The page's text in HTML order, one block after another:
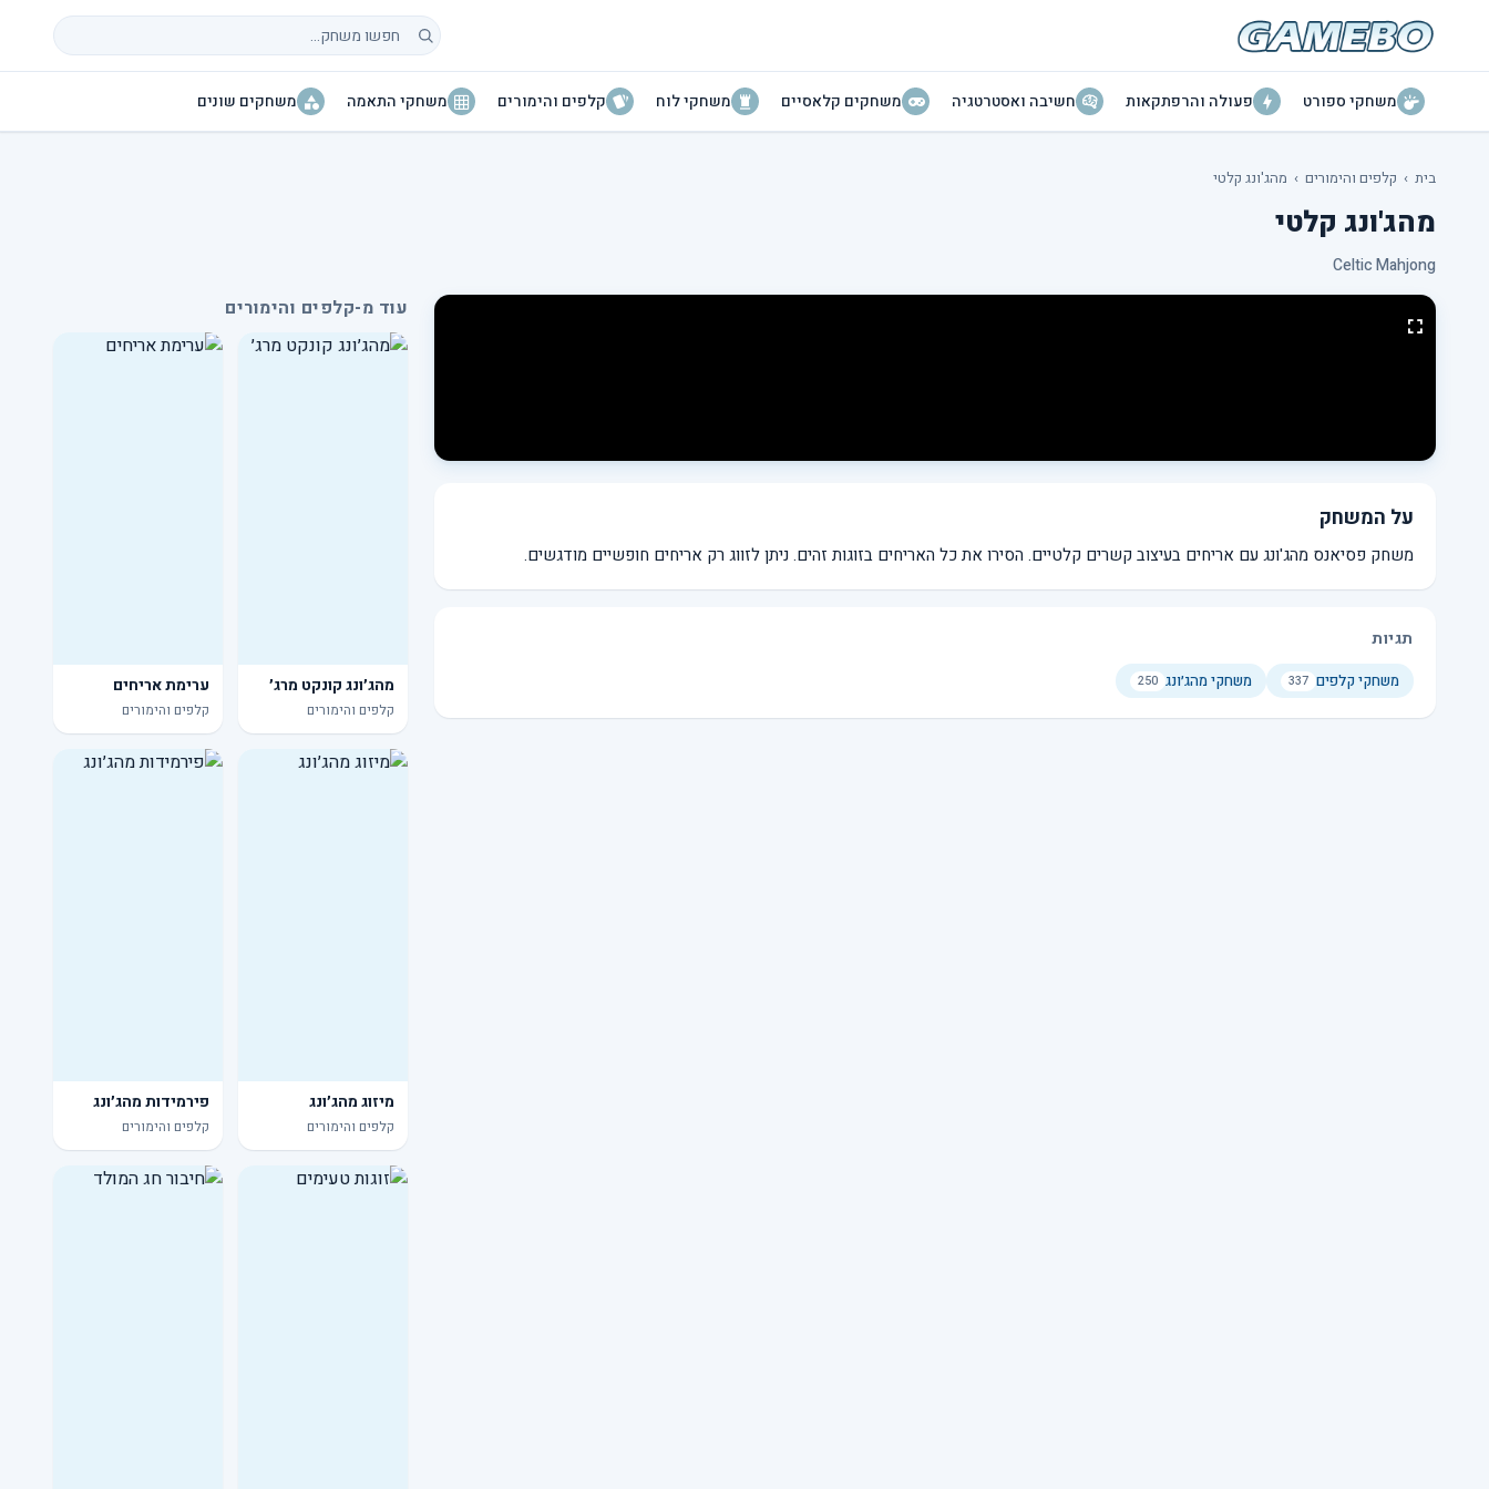
חיפוש משחקים
משחקי ספורט פעולה והרפתקאות חשיבה ואסטרטגיה משחקים קלאסיים משחקי לוח קלפים והימורים משחקי התאמה משחקים שונים
בית › קלפים והימורים › מהג'ונג קלטי
מהג'ונג קלטי
Celtic Mahjong
על המשחק
משחק פסיאנס מהג'ונג עם אריחים בעיצוב קשרים קלטיים. הסירו את כל האריחים בזוגות זהים. ניתן לזווג רק אריחים חופשיים מודגשים.
תגיות
משחקי קלפים 337 משחקי מהג׳ונג 250
עוד מ-קלפים והימורים
מהג׳ונג קונקט מרג׳
קלפים והימורים
ערימת אריחים
קלפים והימורים
מיזוג מהג׳ונג
קלפים והימורים
פירמידות מהג׳ונג
קלפים והימורים